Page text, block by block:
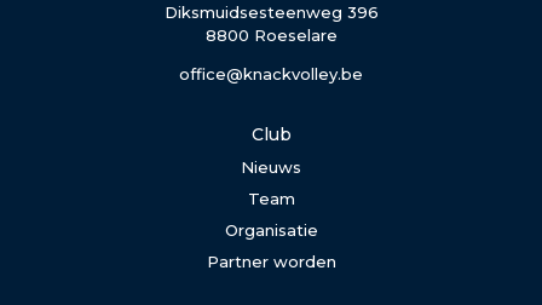
Diksmuidsesteenweg 396
8800 Roeselare
office@knackvolley.be
Club
Nieuws
Team
Organisatie
Partner worden